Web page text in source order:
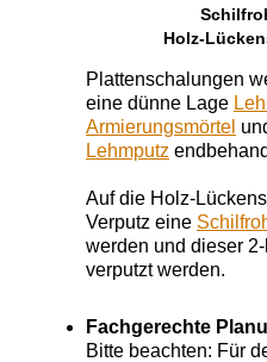
Holz-
Plattenschalungen
eine dünne Lage
Armierungsmörtel
Lehmputz
Auf die Holz-
Verputz eine
werden und dieser
verputzt werden.
Fachgerechte
Bitte beachten: Für